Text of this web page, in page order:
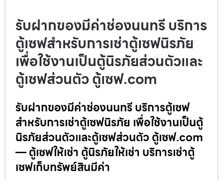
รับฝากของมีค่าช่องนนทรี บริการ
ตู้เซฟสำหรับการเช่าตู้เซฟนิรภัย
เพื่อใช้งานเป็นตู้นิรภัยส่วนตัวและ
ตู้เซฟส่วนตัว ตู้เซฟ.com
รับฝากของมีค่าช่องนนทรี บริการตู้เซฟ
สำหรับการเช่าตู้เซฟนิรภัย เพื่อใช้งานเป็นตู้
นิรภัยส่วนตัวและตู้เซฟส่วนตัว ตู้เซฟ.com
— ตู้เซฟให้เช่า ตู้นิรภัยให้เช่า บริการเช่าตู้
เซฟเก็บทรัพย์สินมีค่า